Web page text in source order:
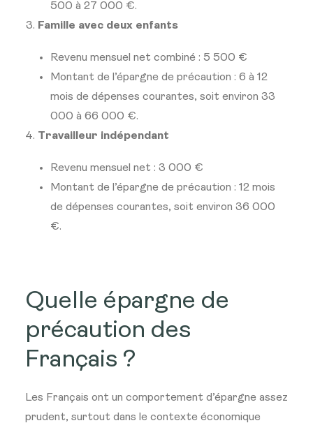
500 à 27 000 €.
Famille avec deux enfants
Revenu mensuel net combiné : 5 500 €
Montant de l’épargne de précaution : 6 à 12
mois de dépenses courantes, soit environ 33
000 à 66 000 €.
Travailleur indépendant
Revenu mensuel net : 3 000 €
Montant de l’épargne de précaution : 12 mois
de dépenses courantes, soit environ 36 000
€.
Quelle épargne de
précaution des
Français ?
Les Français ont un comportement d’épargne assez
prudent, surtout dans le contexte économique